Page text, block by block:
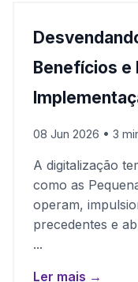
Benefícios e
08 Jun 2026 • 3
A digitalização
como as
operam,
precedentes e
...
Ler mais →